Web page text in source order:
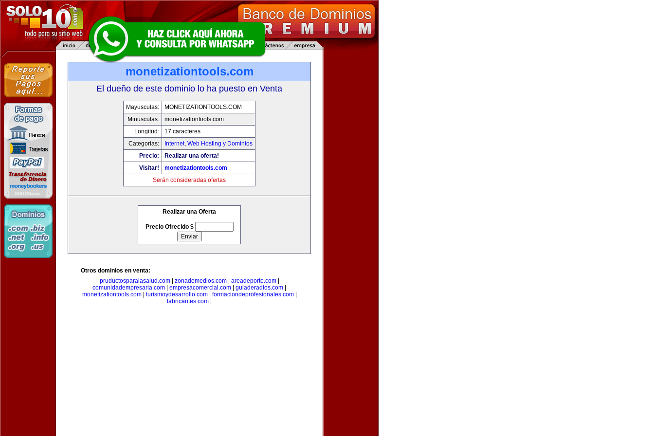
monetizationtools.com
El dueño de este dominio lo ha puesto en Venta
Mayusculas:
MONETIZATIONTOOLS.COM
Minusculas:
monetizationtools.com
Longitud:
17 caracteres
Categorias:
Internet, Web Hosting y Dominios
Precio:
Realizar una oferta!
Visitar!
monetizationtools.com
Serán consideradas ofertas
Realizar una Oferta
Precio Ofrecido $
Otros dominios en venta:
pruductosparalasalud.com| zonademedios.com| areadeporte.com|
comunidadempresaria.com
empresacomercial.com guiaderadios.com
monetizationtools.com| turismoydesarrollo.com| formaciondeprofesionales.com|
fabricantes.com